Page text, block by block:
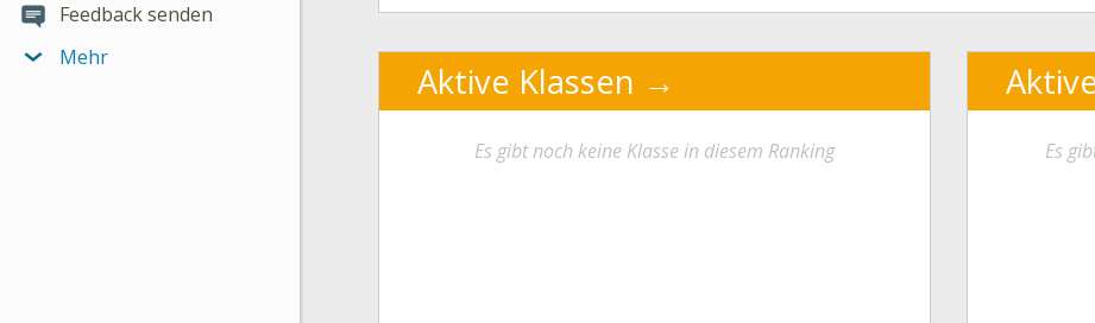
Feedback senden
Mehr
Aktive Klassen
Es gibt noch keine Klasse in diesem Ranking Es